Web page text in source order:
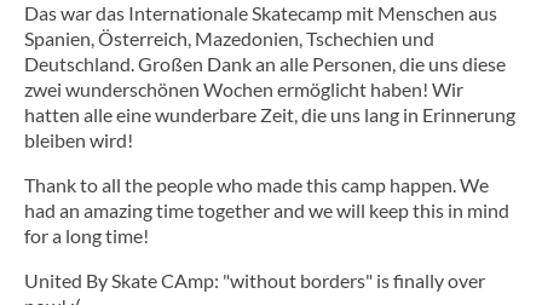
Das war das Internationale Skatecamp mit Menschen aus
Spanien, Österreich, Mazedonien, Tschechien und
Deutschland. Großen Dank an alle Personen, die uns diese
zwei wunderschönen Wochen ermöglicht haben! Wir
hatten alle eine wunderbare Zeit, die uns lang in Erinnerung
bleiben wird!
Thank to all the people who made this camp happen. We
had an amazing time together and we will keep this in mind
for a long time!
United By Skate CAmp: "without borders" is finally over